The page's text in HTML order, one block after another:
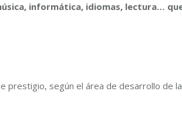
informática, idiomas, lectura…
prestigio, según el área de desarrollo de